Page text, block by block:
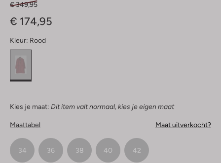
€ 349,95
€ 174,95
Kleur: Rood
Kies je maat: Dit item valt normaal, kies je eigen maat
Maattabel Maat uitverkocht?
34 36 38 40 42